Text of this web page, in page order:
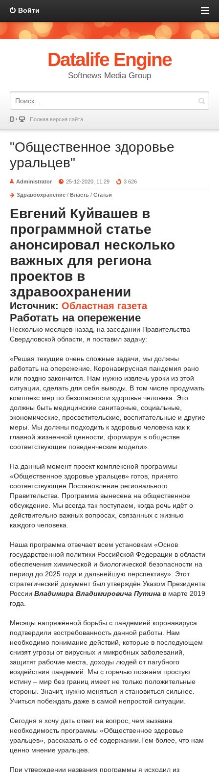
Войти
Datalife Engine
Softnews Media Group
Полная версия сайта
"Общественное здоровье
уральцев"
Administrator 25-12-2020, 11:29 3 626
Здравоохранение / Власть / Статьи
Евгений Куйвашев в
программной статье
анонсировал несколько
важных для региона
проектов в
здравоохранении
Источник: Областная газета
Работать на опережение
Несколько месяцев назад, на заседании Правительства
Свердловской области, я поставил задачу:
«Решая текущие очень сложные задачи, мы должны
работать на опережение. Коронавирусная пандемия рано
или поздно закончится. Нам нужно извлечь уроки из этой
ситуации, сделать для себя выводы. В том числе продумать
комплекс мер по безопасности здоровья человека. Это
должны быть медицинские санитарные, социальные,
экономические, просветительские, воспитательные и другие
меры. Мы должны подходить к здоровью человека как к
главной жизненной ценности, формируя в обществе
соответствующие поведенческие модели».
На данный момент проект комплексной программы
«Общественное здоровье уральцев» готов, принято
соответствующее Постановление регионального
Правительства. Программа вынесена на общественное
обсуждение. Мы всегда так поступаем, когда речь идёт о
действительно важных вопросах, связанных с жизнью
каждого человека.
Наша программа отвечает всем установкам «Основ
государственной политики Российской Федерации в области
обеспечения химической и биологической безопасности на
период до 2025 года и дальнейшую перспективу». Этот
стратегический документ был утверждён Указом Президента
России Владимира Владимировича Путина в марте 2019
года.
Месяцы напряжённой борьбы с пандемией коронавируса
подтвердили востребованность данной работы. Нам
необходимо понимание действий, которые в последующем
снизят угрозы от вирусных и микробных заболеваний,
защитят рабочие места, доходы людей от пагубного
воздействия пандемий. Мы с горечью познаём простую
истину – мир без границ имеет не только положительные
стороны. Значит, нужно меняться и становиться сильнее.
Учиться побеждать даже в самой непростой ситуации.
Сегодня я хочу дать ответ на вопрос, чем вызвана
необходимость программы «Общественное здоровье
уральцев», рассказать о её содержании.Тем более, что нам
ценно мнение уральцев.
При утверждении названия программы я исходил из